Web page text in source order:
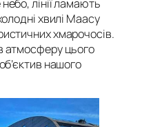
лінії ламають
хвилі Маасу
хмарочосів.
атмосферу цього
нашого